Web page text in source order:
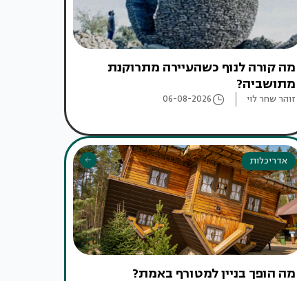
מה קורה לנוף כשהעיירה מתרוקנת
מתושביה?
זוהר שחר לוי 06-08-2026
אדריכלות
מה הופך בניין למטורף באמת?